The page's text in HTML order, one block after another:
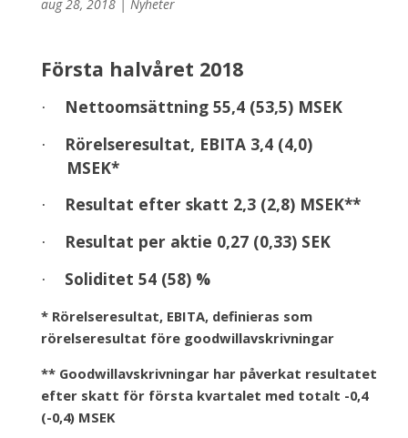
aug 28, 2018| Nyheter
Första halvåret 2018
· Nettoomsättning 55,4 (53,5) MSEK
·
Rörelseresultat, EBITA 3,4 (4,0)
MSEK*
· Resultat efter skatt 2,3 (2,8) MSEK**
· Resultat per aktie 0,27 (0,33) SEK
· Soliditet 54 (58) %
* Rörelseresultat, EBITA, definieras som
rörelseresultat före goodwillavskrivningar
** Goodwillavskrivningar har påverkat resultatet
efter skatt för första kvartalet med totalt -0,4
(-0,4) MSEK